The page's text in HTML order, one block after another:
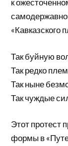
к
«Кавказского
Так буйную
Так редко
Так ныне
Так чуждые
Этот протест
формы в